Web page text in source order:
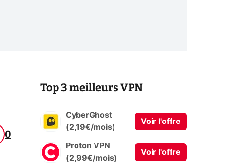
0
Top 3 meilleurs VPN
CyberGhost
(2,19€/mois)
Voir l'offre
Proton VPN
(2,99€/mois)
Voir l'offre